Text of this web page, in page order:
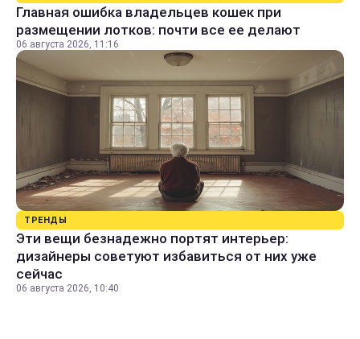
Главная ошибка владельцев кошек при
размещении лотков: почти все ее делают
06 августа 2026, 11:16
ТРЕНДЫ
Эти вещи безнадежно портят интерьер:
дизайнеры советуют избавиться от них уже
сейчас
06 августа 2026, 10:40